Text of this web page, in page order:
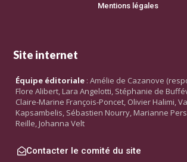
Mentions légales
Site internet
Équipe éditoriale : Amélie de Cazanove
Flore Alibert, Lara Angelotti, Stéphanie de
Claire-Marine François-Poncet, Olivier Halimi,
Kapsambelis, Sébastien Nourry, Marianne
Reille, Johanna Velt
Contacter le comité du site